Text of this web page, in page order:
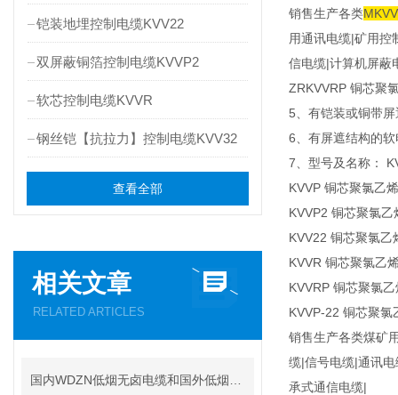
铠装地埋控制电缆KVV22
双屏蔽铜箔控制电缆KVVP2
软芯控制电缆KVVR
钢丝铠【抗拉力】控制电缆KVV32
查看全部
相关文章
RELATED ARTICLES
销售生产各类
用通讯电缆|矿用
信电缆|计算机屏蔽
ZRKVVRP 铜芯聚
5、有铠装或铜带
6、有屏遮结构的
7、型号及名称：
KVVP 铜芯聚氯乙
KVVP2 铜芯聚氯
KVV22 铜芯聚氯
KVVR 铜芯聚氯乙
KVVRP 铜芯聚氯
KVVP-22 铜芯聚
销售生产各类煤矿
缆|信号电缆|通讯
承式通信电缆|